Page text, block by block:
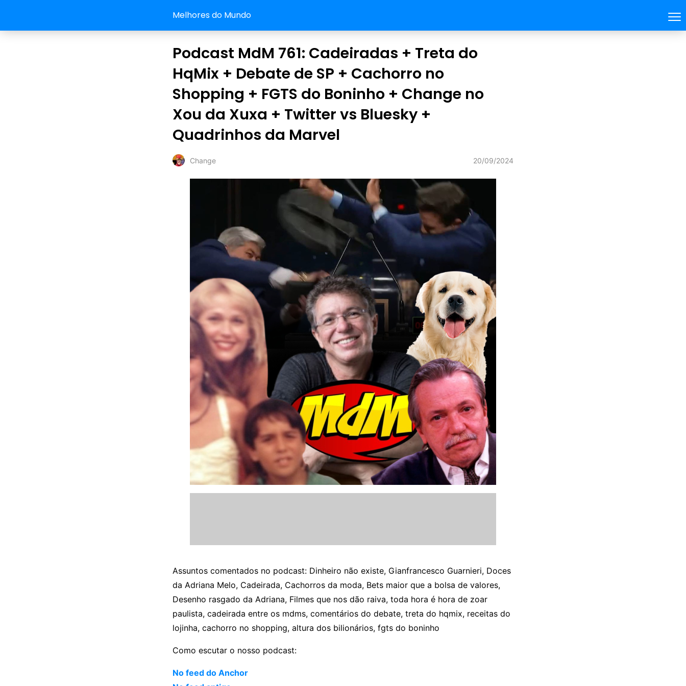
Melhores do Mundo
Podcast MdM 761: Cadeiradas + Treta do
HqMix + Debate de SP + Cachorro no
Shopping + FGTS do Boninho + Change no
Xou da Xuxa + Twitter vs Bluesky +
Quadrinhos da Marvel
Change 20/09/2024
Assuntos comentados no podcast: Dinheiro não existe, Gianfrancesco Guarnieri, Doces
da Adriana Melo, Cadeirada, Cachorros da moda, Bets maior que a bolsa de valores,
Desenho rasgado da Adriana, Filmes que nos dão raiva, toda hora é hora de zoar
paulista, cadeirada entre os mdms, comentários do debate, treta do hqmix, receitas do
lojinha, cachorro no shopping, altura dos bilionários, fgts do boninho
Como escutar o nosso podcast:
No feed do Anchor